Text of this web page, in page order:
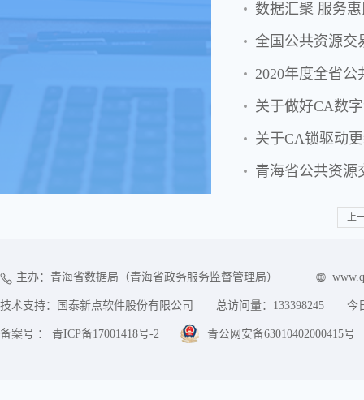
数据汇聚 服务
全国公共资源交
2020年度全省
关于做好CA数
关于CA锁驱动
青海省公共资源
上
主办：青海省数据局（青海省政务服务监督管理局）
技术支持：国泰新点软件股份有限公司 总访问量： 133398245 今
备案号 ： 青ICP备17001418号-2 青公网安备63010402000415号